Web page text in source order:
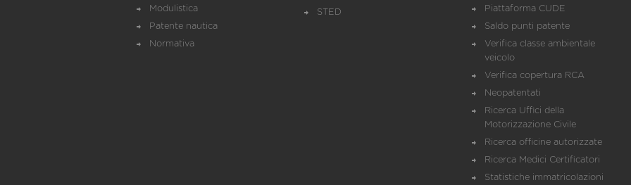
Modulistica
Patente nautica
Normativa
STED
Piattaforma CUDE
Saldo punti patente
Verifica classe ambientale
veicolo
Verifica copertura RCA
Neopatentati
Ricerca Uffici della
Motorizzazione Civile
Ricerca officine autorizzate
Ricerca Medici Certificatori
Statistiche immatricolazioni